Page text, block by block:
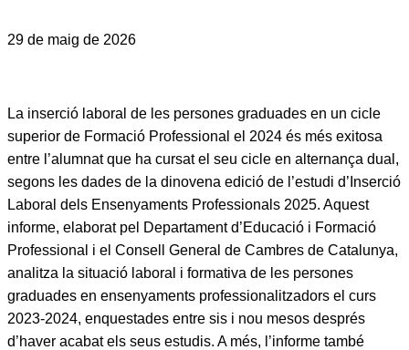
29 de maig de 2026
La inserció laboral de les persones graduades en un cicle
superior de Formació Professional el 2024 és més exitosa
entre l’alumnat que ha cursat el seu cicle en alternança dual,
segons les dades de la dinovena edició de l’estudi d’Inserció
Laboral dels Ensenyaments Professionals 2025. Aquest
informe, elaborat pel Departament d’Educació i Formació
Professional i el Consell General de Cambres de Catalunya,
analitza la situació laboral i formativa de les persones
graduades en ensenyaments professionalitzadors el curs
2023-2024, enquestades entre sis i nou mesos després
d’haver acabat els seus estudis. A més, l’informe també